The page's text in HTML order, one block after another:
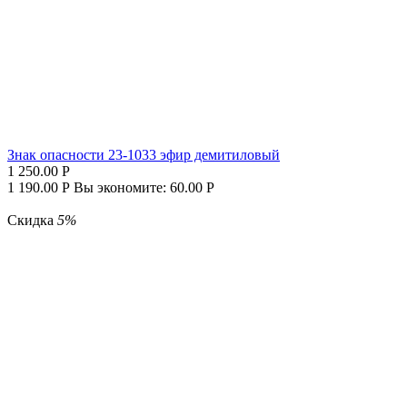
Знак опасности 23-1033 эфир демитиловый
1 250.00 Р
1 190.00 Р Вы экономите: 60.00 Р
Скидка 5%